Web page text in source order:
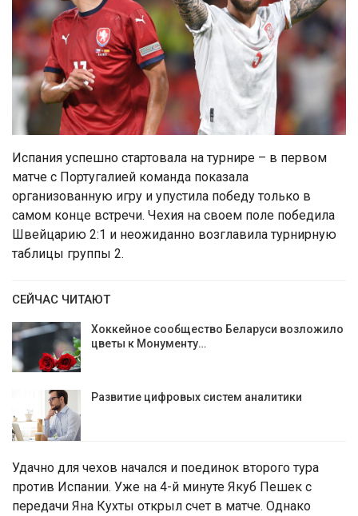
Испания успешно стартовала на турнире – в первом
матче с Португалией команда показала
организованную игру и упустила победу только в
самом конце встречи. Чехия на своем поле победила
Швейцарию 2:1 и неожиданно возглавила турнирную
таблицы группы 2.
СЕЙЧАС ЧИТАЮТ
Хоккейное сообщество Беларуси возложило
цветы к Монументу…
Развитие цифровых систем аналитики
Удачно для чехов начался и поединок второго тура
против Испании. Уже на 4-й минуте Якуб Пешек с
передачи Яна Кухты открыл счет в матче. Однако